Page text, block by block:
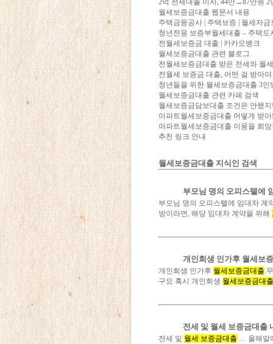
2억 전세대출 이자, 44만→87만원 2
월세보증금대출 웹문서 내용
주택금융공사 | 주택보증 | 월세자
청년전용 보증부월세대출 – 주택도
전월세보증금 대출 | 카카오뱅크
월세보증금대출 관련 블로그
전월세보증금대출 받은 전세와 월
전월세 보증금 대출, 어떤 걸 받아야
청년들을 위한 월세보증금대출 3인
월세보증금대출 관련 카페 검색
월세보증금담보대출 조건은 안됐지
아파트월세보증금대출 어떻게 받
아파트월세보증금대출 이용을 희
추천 링크 안내
월세보증금대출 지식인 검색
부모님 명의 오피스텔에
부모님 명의 오피스텔에 임대차 계
방이라면, 해당 임대차 계약을 위해
개인회생 인가후 월세보
개인회생 인가후 월세보증금대출.
구요 혹시 개인회생 월세보증금대출
전세 및 월세 보증금대출
전세 및 월세 보증금대출 … 올해말